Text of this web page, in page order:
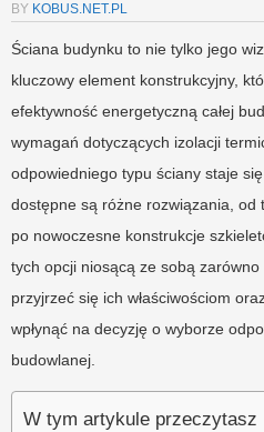
BY KOBUS.NET.PL
Ściana budynku to nie tylko jego
kluczowy element konstrukcyjny,
efektywność energetyczną całej
wymagań dotyczących izolacji
odpowiedniego typu ściany staje
dostępne są różne rozwiązania, od
po nowoczesne konstrukcje
tych opcji niosącą ze sobą
przyjrzeć się ich właściwościom
wpłynąć na decyzję o wyborze
budowlanej.
W tym artykule przeczytasz